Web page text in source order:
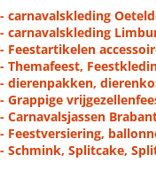
- carnavalskleding
- carnavalskleding
- Feestartikelen
- Themafeest,
- dierenpakken,
- Grappige
- Carnavalsjassen
- Feestversiering,
- Schmink, Splitcake,